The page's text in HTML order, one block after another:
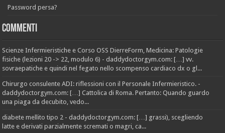
Password persa?
Commenti
Scienze Infermieristiche e Corso OSS DierreForm, Medicina: Patologie
fisiche (lezioni 20 -> 22, modulo 6) - daddydoctorgym.com: […] vv.
sovraepatiche e quindi nel fegato nello scompenso cardiaco dx o gl...
Chirurgo consulente ADI: riflessioni con il Personale Infermieristico. -
daddydoctorgym.com: […] Cattolica di Roma. Pertanto: Quando guardo
una piaga da decubito, vedo...
diabete mellito tipo 2 - daddydoctorgym.com: […] grassi), scegliendo
latte e derivati parzialmente scremati o magri, ca...